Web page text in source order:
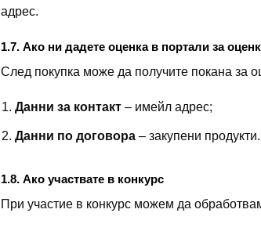
адрес.
1.7. Ако ни дадете оценка в портали за
След покупка може да получите покана за
Данни за контакт – имейл адрес;
Данни по договора – закупени продукти.
1.8. Ако участвате в конкурс
При участие в конкурс можем да